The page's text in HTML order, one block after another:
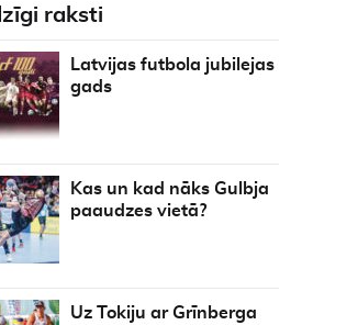
raksti
Latvijas futbola jubilejas
gads
Kas un kad nāks Gulbja
paaudzes vietā?
Uz Tokiju ar Grīnberga